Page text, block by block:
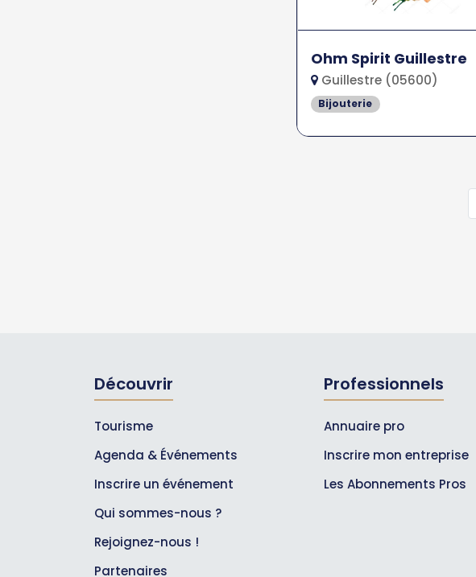
Ohm Spirit Guillestre
Guillestre (05600)
Bijouterie
Découvrir
Tourisme
Agenda & Événements
Inscrire un événement
Qui sommes-nous ?
Rejoignez-nous !
Partenaires
Professionnels
Annuaire pro
Inscrire mon entreprise
Les Abonnements Pros